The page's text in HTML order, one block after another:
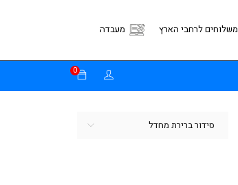
משלוחים לרחבי הארץ מעבדה
0
סידור ברירת מחדל